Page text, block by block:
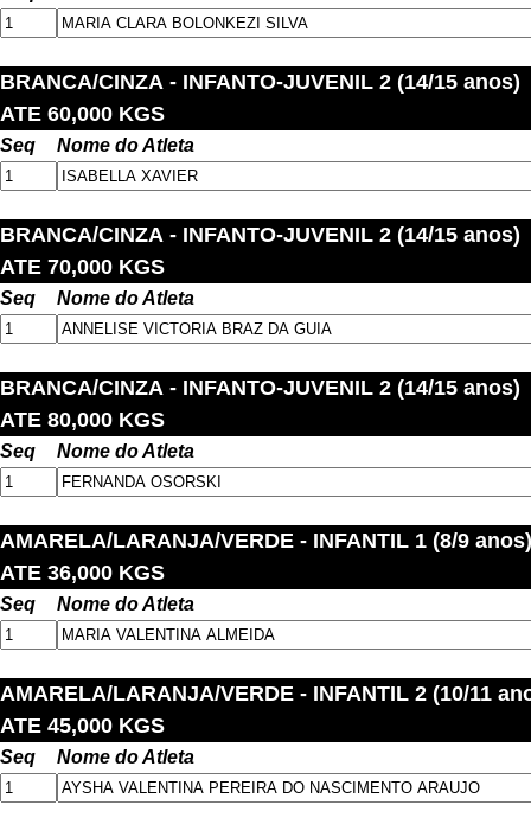
BRANCA/CINZA - INFANTO-JUVENIL 2 (14/15 anos)
ATE 60,000 KGS
Seq Nome do Atleta
BRANCA/CINZA - INFANTO-JUVENIL 2 (14/15 anos)
ATE 70,000 KGS
Seq Nome do Atleta
BRANCA/CINZA - INFANTO-JUVENIL 2 (14/15 anos)
ATE 80,000 KGS
Seq Nome do Atleta
AMARELA/LARANJA/VERDE - INFANTIL 1 (8/9 anos)
ATE 36,000 KGS
Seq Nome do Atleta
AMARELA/LARANJA/VERDE - INFANTIL 2 (10/11
ATE 45,000 KGS
Seq Nome do Atleta